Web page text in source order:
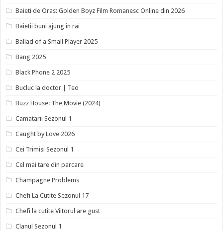
Baieti de Oras: Golden Boyz Film Romanesc Online din 2026
Baietii buni ajung in rai
Ballad of a Small Player 2025
Bang 2025
Black Phone 2 2025
Bucluc la doctor | Teo
Buzz House: The Movie (2024)
Camatarii Sezonul 1
Caught by Love 2026
Cei Trimisi Sezonul 1
Cel mai tare din parcare
Champagne Problems
Chefi La Cutite Sezonul 17
Chefi la cutite Viitorul are gust
Clanul Sezonul 1